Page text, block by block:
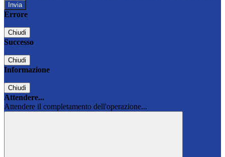
Errore
Chiudi
Successo
Chiudi
Informazione
Chiudi
Attendere...
Attendere il completamento dell'operazione...